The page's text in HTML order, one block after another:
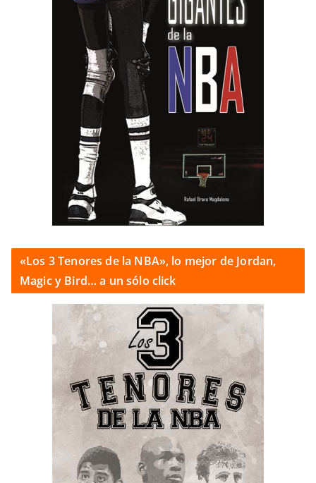
«Los 3 Tenores de la NBA», lo mejor de Jordan,
Magic y Bird… a un sólo click